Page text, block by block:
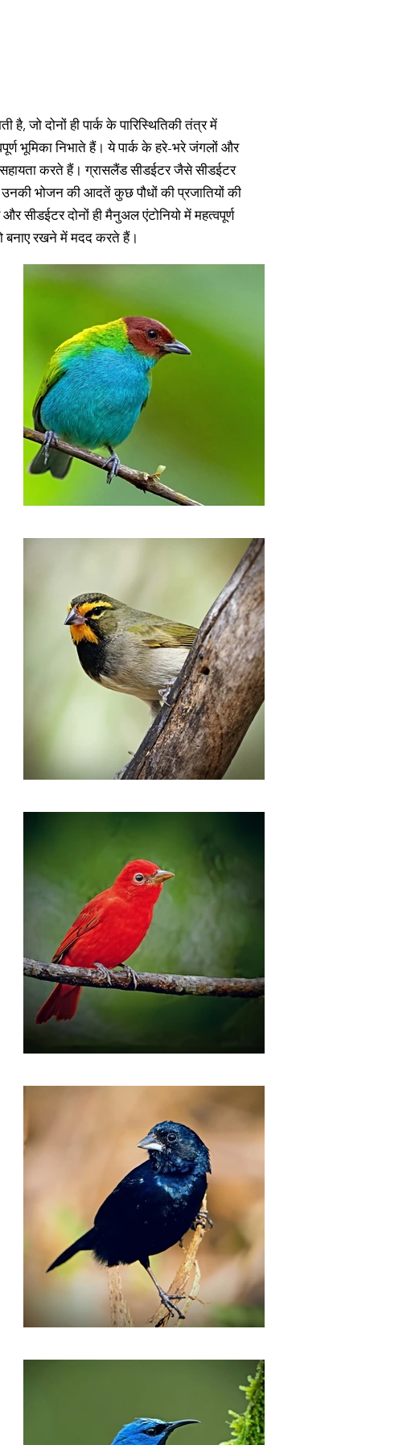
है, जो दोनों ही पार्क के पारिस्थितिकी तंत्र में
भूमिका निभाते हैं। ये पार्क के हरे-भरे जंगलों और
सहायता करते हैं। ग्रासलैंड सीडईटर जैसे सीडईटर
भोजन की आदतें कुछ पौधों की प्रजातियों की
सीडईटर दोनों ही मैनुअल एंटोनियो में महत्वपूर्ण
बनाए रखने में मदद करते हैं।